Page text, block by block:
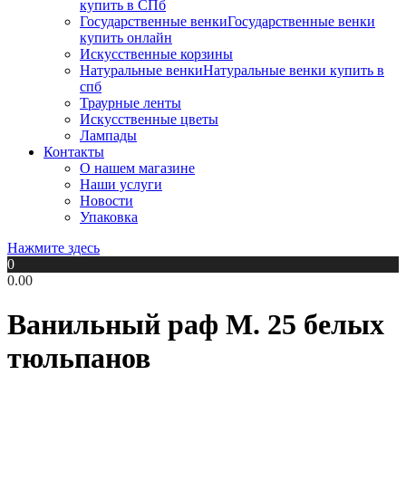
купить в СПб
Государственные венкиГосударственные венки
купить онлайн
Искусственные корзины
Натуральные венкиНатуральные венки купить в
спб
Траурные ленты
Искусственные цветы
Лампады
Контакты
О нашем магазине
Наши услуги
Новости
Упаковка
Нажмите здесь
0
0.00
Ванильный раф M. 25 белых
тюльпанов